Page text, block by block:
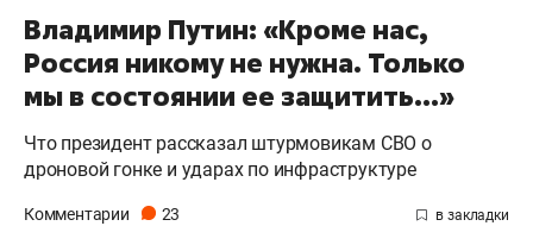
Владимир Путин: «Кроме нас,
Россия никому не нужна. Только
мы в состоянии ее защитить…»
Что президент рассказал штурмовикам СВО о
дроновой гонке и ударах по инфраструктуре
Комментарии 23